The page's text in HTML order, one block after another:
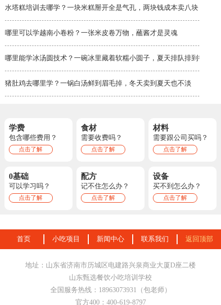
水塔糕培训去哪学？一块米糕掰开全是气孔，两块钱成本卖八块
哪里可以学越南小卷粉？一张米皮卷万物，蘸酱才是灵魂
哪里能学冰汤圆技术？一碗冰里藏着软糯小圆子，夏天排队排到街角
猪肚鸡去哪里学？一锅白汤鲜到眉毛掉，冬天卖到夏天也不淡
学费
包含哪些费用？
点击了解
食材
需要收费吗？
点击了解
材料
需要跟公司买吗？
点击了解
0基础
可以学习吗？
点击了解
配方
记不住怎么办？
点击了解
设备
买不到怎么办？
点击了解
首页 小吃项目 新闻中心 联系我们 返回顶部
地址：山东省济南市历城区电建路兴泉商业大厦D座二楼
山东甄选餐饮小吃培训学校
全国服务热线：18963073931（包老师）
官方400：400-619-8797